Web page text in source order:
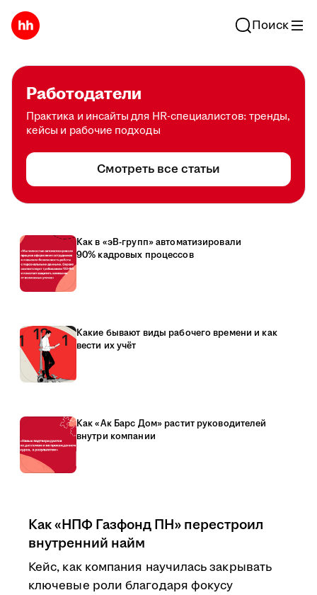
Поиск
Работодатели
Практика и инсайты для HR-специалистов: тренды,
кейсы и рабочие подходы
Смотреть все статьи
Как в «эВ-групп» автоматизировали
90% кадровых процессов
Какие бывают виды рабочего времени и как
вести их учёт
Как «Ак Барс Дом» растит руководителей
внутри компании
Как «НПФ Газфонд ПН» перестроил
внутренний найм
Кейс, как компания научилась закрывать
ключевые роли благодаря фокусу